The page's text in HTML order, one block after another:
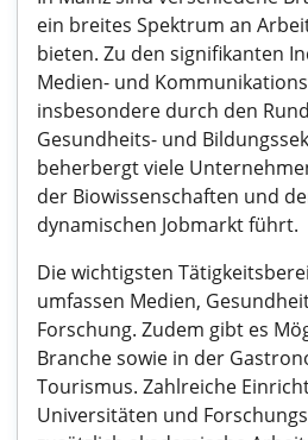
ein breites Spektrum an
bieten. Zu den signifikanten
Medien- und
insbesondere durch den
Gesundheits- und
beherbergt viele
der Biowissenschaften und
dynamischen Jobmarkt führt.
Die wichtigsten
umfassen Medien,
Forschung. Zudem gibt es
Branche sowie in der
Tourismus. Zahlreiche
Universitäten und